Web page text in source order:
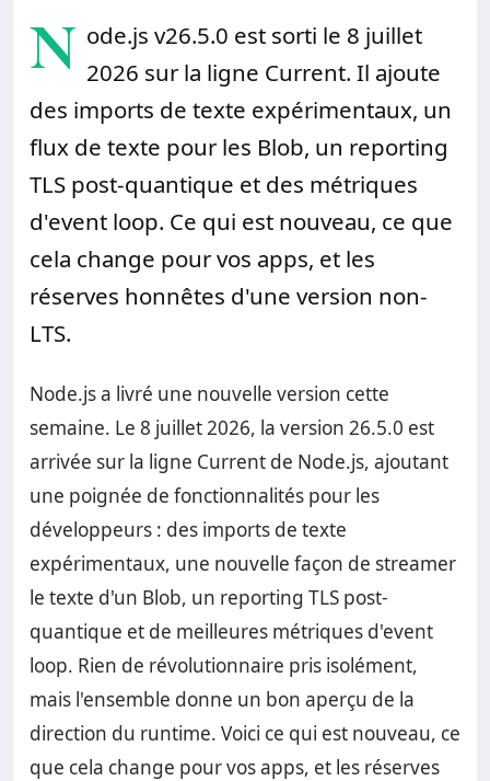
N ode.js v26.5.0 est sorti le 8 juillet
2026 sur la ligne Current. Il ajoute
des imports de texte expérimentaux, un
flux de texte pour les Blob, un reporting
TLS post-quantique et des métriques
d'event loop. Ce qui est nouveau, ce que
cela change pour vos apps, et les
réserves honnêtes d'une version non-
LTS.
Node.js a livré une nouvelle version cette
semaine. Le 8 juillet 2026, la version 26.5.0 est
arrivée sur la ligne Current de Node.js, ajoutant
une poignée de fonctionnalités pour les
développeurs : des imports de texte
expérimentaux, une nouvelle façon de streamer
le texte d'un Blob, un reporting TLS post-
quantique et de meilleures métriques d'event
loop. Rien de révolutionnaire pris isolément,
mais l'ensemble donne un bon aperçu de la
direction du runtime. Voici ce qui est nouveau, ce
que cela change pour vos apps, et les réserves